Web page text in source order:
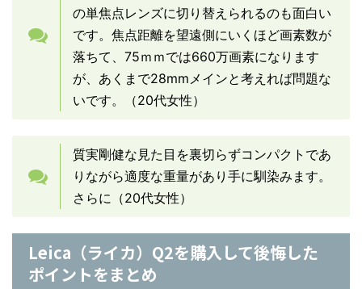
の単焦点レンズに切り替えられるのも面白い
です。焦点距離を望遠側にいくほど画素数が
落ちて、75ｍｍでは660万画素になります
が、あくまで28mmメインと考えれば問題な
いです。（20代女性）
質実剛健な見た目を裏切らずコンパクトであ
りながら適度な重量があり手に馴染みます。
さらに（20代女性）
Leica（ライカ）Q2を購入して後悔した
ポイントをまとめ